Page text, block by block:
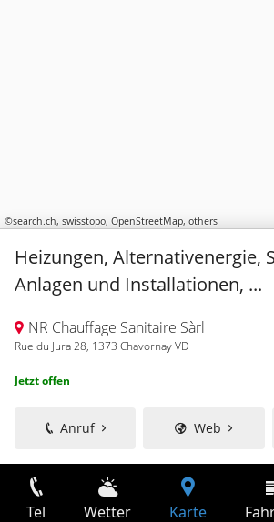
©search.ch, swisstopo, OpenStreetMap, others
Heizungen, Alternativenergie,
Anlagen und Installationen, ...
NR Chauffage Sanitaire Sàrl
Rue du Jura 28, 1373 Chavornay VD
Jetzt offen
Anruf Web
Tel Wetter Karte